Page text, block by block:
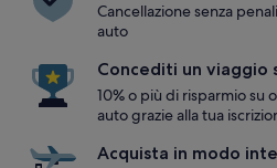
Cancellazione senza
auto
Concediti un viaggio
10% o più di risparmio su
auto grazie alla tua
Acquista in modo